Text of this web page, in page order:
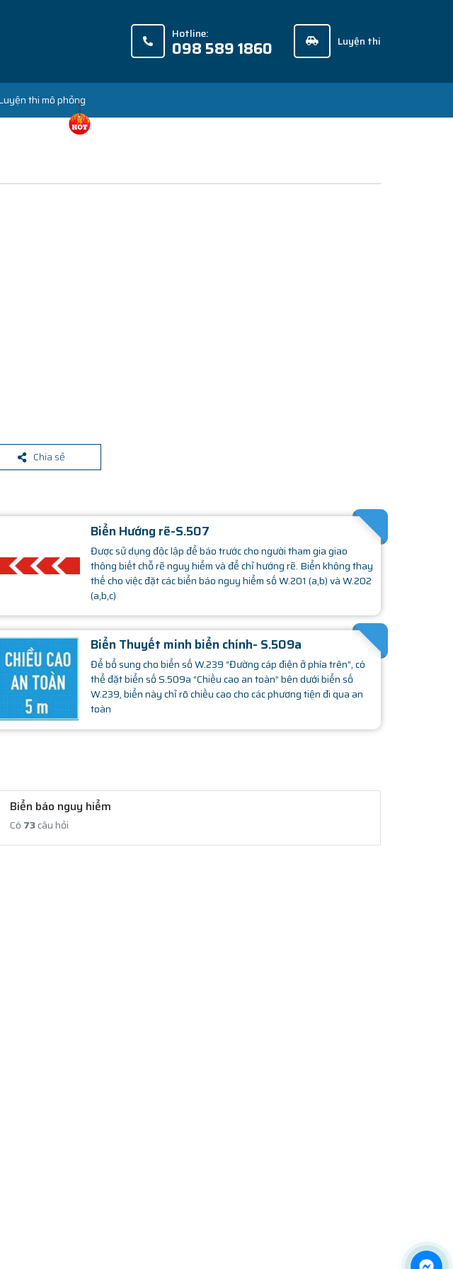
Hotline:
098 589 1860 Luyện thi
thi mô phỏng
Chia sẻ
Biển Hướng rẽ-S.507
Được sử dụng độc lập để báo trước cho người tham gia giao
thông biết chỗ rẽ nguy hiểm và để chỉ hướng rẽ. Biển không thay
thế cho việc đặt các biển báo nguy hiểm số W.201 (a,b) và W.202
(a,b,c)
Biển Thuyết minh biển chính- S.509a
Để bổ sung cho biển số W.239 “Đường cáp điện ở phía trên”, có
thể đặt biển số S.509a “Chiều cao an toàn” bên dưới biển số
W.239, biển này chỉ rõ chiều cao cho các phương tiện đi qua an
toàn
Biển báo nguy hiểm
Có 73câu hỏi